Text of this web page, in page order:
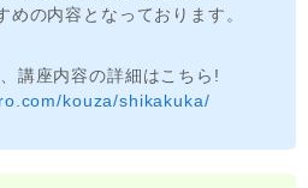
めの内容となっております。
講座内容の詳細はこちら!
kouza/shikakuka/